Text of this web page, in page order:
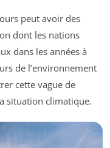
peut avoir des
dont les nations
dans les années à
de l’environnement
cette vague de
situation climatique.